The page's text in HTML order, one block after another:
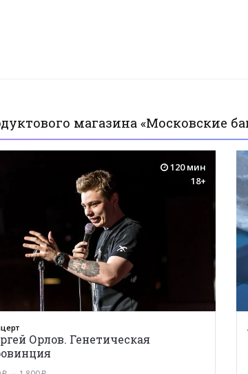
магазина «Московские
120 мин
18+
Орлов. Генетическая